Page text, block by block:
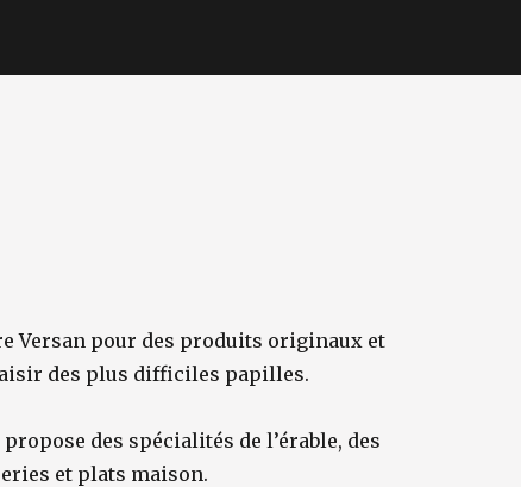
Versan pour des produits originaux et
des plus difficiles papilles.
des spécialités de l’érable, des
et plats maison.